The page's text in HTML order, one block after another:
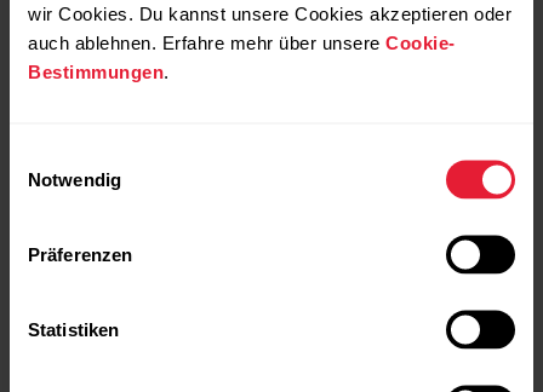
wir Cookies. Du kannst unsere Cookies akzeptieren oder
auch ablehnen. Erfahre mehr über unsere Cookie-
Bestimmungen
Notwendig
Präferenzen
Statistiken